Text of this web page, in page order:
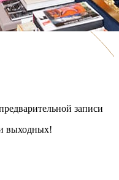
записи
выходных!